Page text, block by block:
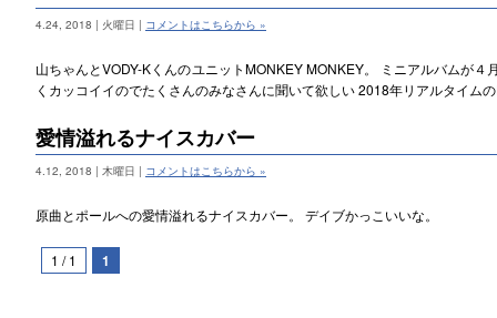
4.24, 2018 | 火曜日 | コメントはこちらから »
山ちゃんとVODY-KくんのユニットMONKEY MONKEY。 ミニアルバムが
くカッコイイのでたくさんのみなさんに聞いて欲しい 2018年リアルタイム
愛情溢れるナイスカバー
4.12, 2018 | 木曜日 | コメントはこちらから »
原曲とポールへの愛情溢れるナイスカバー。 デイブかっこいいな。
1 / 1 1